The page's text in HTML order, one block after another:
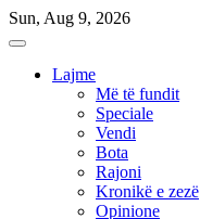
Skip
to
Sun, Aug 9, 2026
Lajme
Më të fundit
Speciale
Vendi
Bota
Rajoni
Kronikë e zezë
Opinione